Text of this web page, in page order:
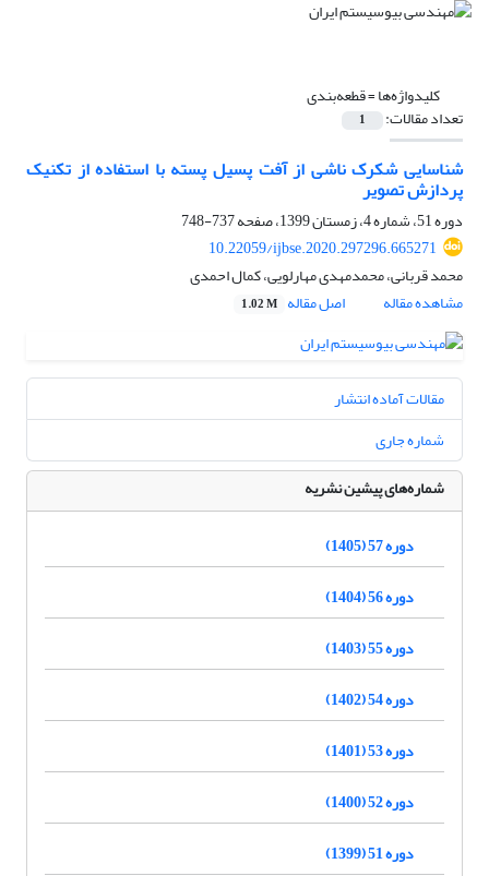
کلیدواژه‌ها =قطعه‌بندی
تعداد مقالات: 1
شناسایی شکرک‌ ناشی از آفت پسیل پسته با استفاده از تکنیک
پردازش تصویر
دوره 51، شماره 4، زمستان 1399، صفحه
737-748
10.22059/ijbse.2020.297296.665271
محمد قربانی، محمدمهدی مهارلویی، کمال احمدی
مشاهده مقاله
اصل مقاله 1.02 M
مقالات آماده انتشار
شماره جاری
شماره‌های پیشین نشریه
دوره 57 (1405)
دوره 56 (1404)
دوره 55 (1403)
دوره 54 (1402)
دوره 53 (1401)
دوره 52 (1400)
دوره 51 (1399)